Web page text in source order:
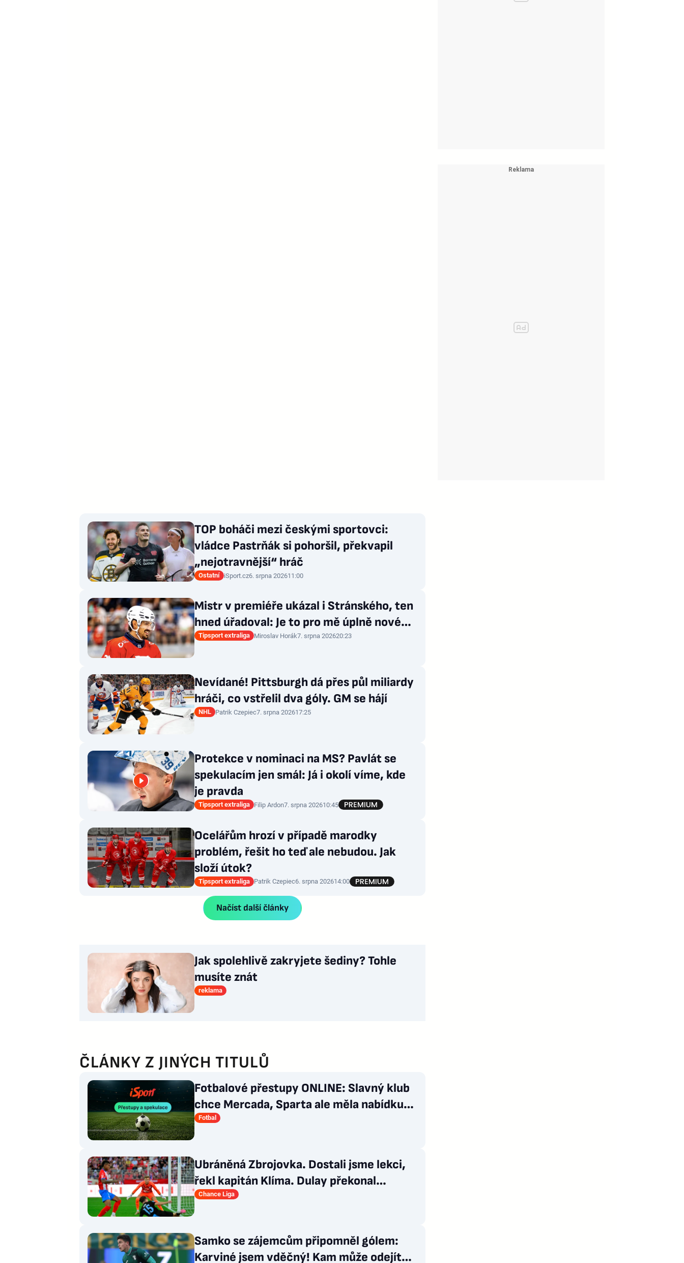
TOP boháči mezi českými sportovci:
vládce Pastrňák si pohoršil, překvapil
„nejotravnější“ hráč
Ostatní iSport.cz6. srpna 202611:00
Mistr v premiéře ukázal i Stránského, ten
hned úřadoval: Je to pro mě úplně nové…
Tipsport extraliga Miroslav Horák7. srpna 202620:23
Nevídané! Pittsburgh dá přes půl miliardy
hráči, co vstřelil dva góly. GM se hájí
NHL Patrik Czepiec7. srpna 202617:25
Protekce v nominaci na MS? Pavlát se
spekulacím jen smál: Já i okolí víme, kde
je pravda
Tipsport extraliga Filip Ardon7. srpna 202610:45
Ocelářům hrozí v případě marodky
problém, řešit ho teď ale nebudou. Jak
složí útok?
Tipsport extraliga Patrik Czepiec6. srpna 202614:00
Načíst další články
Jak spolehlivě zakryjete šediny? Tohle
musíte znát
reklama
ČLÁNKY Z JINÝCH TITULŮ
Fotbalové přestupy ONLINE: Slavný klub
chce Mercada, Sparta ale měla nabídku
odmítnout
Fotbal
Ubráněná Zbrojovka. Dostali jsme lekci,
řekl kapitán Klíma. Dulay překonal
kamaráda
Chance Liga
Samko se zájemcům připomněl gólem:
Karviné jsem vděčný! Kam může odejít